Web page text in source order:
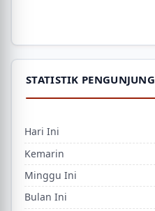
STATISTIK PENGUNJUNG
Hari Ini
Kemarin
Minggu Ini
Bulan Ini